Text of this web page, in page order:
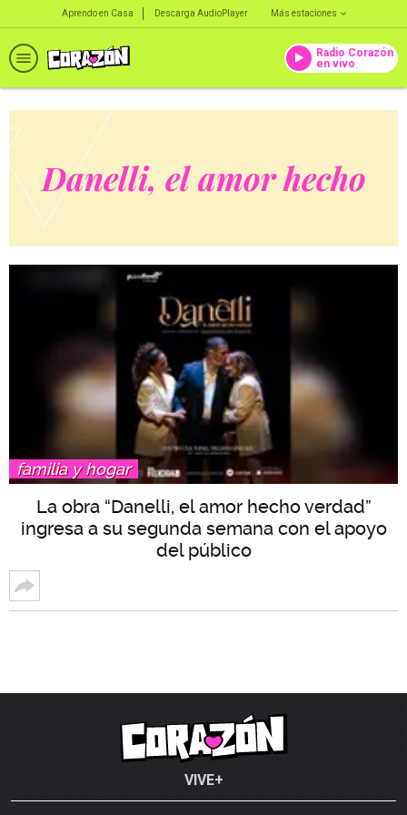
Aprendo en Casa Descarga AudioPlayer Más estaciones
Radio Corazón
en vivo
Danelli, el amor hecho
verdad
familia y hogar
La obra “Danelli, el amor hecho verdad”
ingresa a su segunda semana con el apoyo
del público
VIVE+